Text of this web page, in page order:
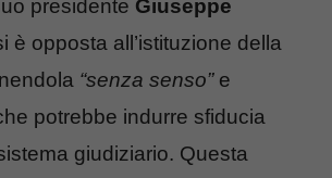
presidente Giuseppe
è opposta all’istituzione della
“senza senso”e
potrebbe indurre sfiducia
giudiziario. Questa